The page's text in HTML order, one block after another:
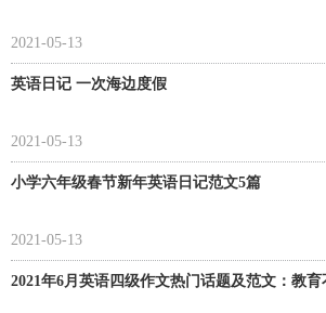
2021-05-13
英语日记 一次海边度假
2021-05-13
小学六年级春节新年英语日记范文5篇
2021-05-13
2021年6月英语四级作文热门话题及范文：教育